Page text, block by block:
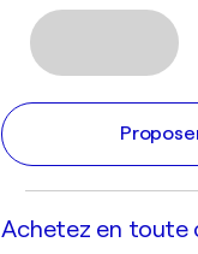
Achetez en toute